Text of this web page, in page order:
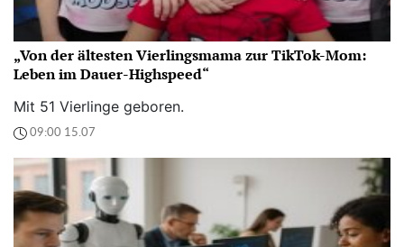
„Von der ältesten Vierlingsmama zur TikTok-Mom:
Leben im Dauer-Highspeed“
Mit 51 Vierlinge geboren.
09:00 15.07